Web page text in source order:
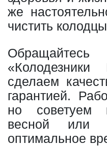
же
чистить
сделаем
гарантией.
но советуем
весной
оптимальное